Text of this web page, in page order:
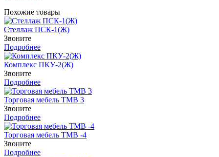
Похожие товары
Стеллаж ПСК-1(Ж)
Звоните
Подробнее
Комплекс ПКУ-2(Ж)
Звоните
Подробнее
Торговая мебель ТМВ 3
Звоните
Подробнее
Торговая мебель ТМВ -4
Звоните
Подробнее